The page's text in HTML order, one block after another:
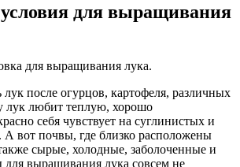
условия для выращивания
для выращивания лука.
после огурцов, картофеля, различных
лук любит теплую, хорошо
себя чувствует на суглинистых и
А вот почвы, где близко расположены
сырые, холодные, заболоченные и
выращивания лука совсем не